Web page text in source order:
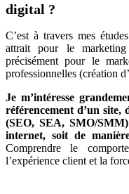
digital ?
C’est à travers mes
attrait pour le
précisément pour le
professionnelles (création
Je m’intéresse
référencement d’un site,
(SEO, SEA, SMO/
internet, soit de
Comprendre le
l’expérience client et la